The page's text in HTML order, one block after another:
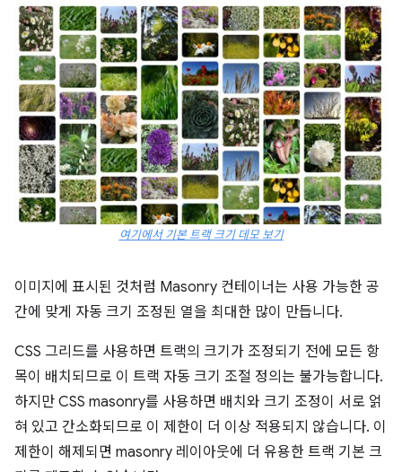
여기에서 기본 트랙 크기 데모 보기
이미지에 표시된 것처럼 Masonry 컨테이너는 사용 가능한 공
간에 맞게 자동 크기 조정된 열을 최대한 많이 만듭니다.
CSS 그리드를 사용하면 트랙의 크기가 조정되기 전에 모든 항
목이 배치되므로 이 트랙 자동 크기 조절 정의는 불가능합니다.
하지만 CSS masonry를 사용하면 배치와 크기 조정이 서로 얽
혀 있고 간소화되므로 이 제한이 더 이상 적용되지 않습니다. 이
제한이 해제되면 masonry 레이아웃에 더 유용한 트랙 기본 크